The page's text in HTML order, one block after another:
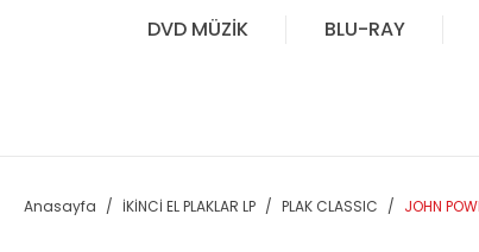
DVD MÜZİK BLU-RAY
Anasayfa İKİNCİ EL PLAKLAR LP PLAK CLASSIC JOHN